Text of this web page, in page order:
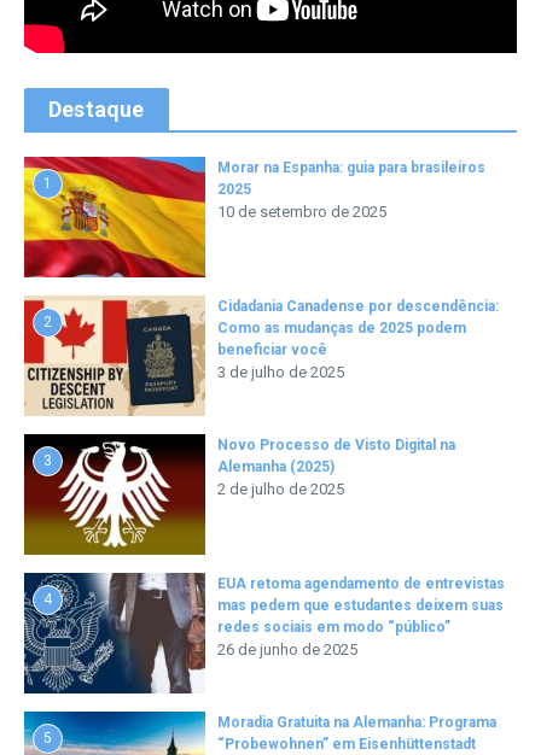
Destaque
1
Morar na Espanha: guia para brasileiros
2025
10 de setembro de 2025
2
Cidadania Canadense por descendência:
Como as mudanças de 2025 podem
beneficiar você
3 de julho de 2025
3
Novo Processo de Visto Digital na
Alemanha (2025)
2 de julho de 2025
4
EUA retoma agendamento de entrevistas
mas pedem que estudantes deixem suas
redes sociais em modo “público”
26 de junho de 2025
5
Moradia Gratuita na Alemanha: Programa
“Probewohnen” em Eisenhüttenstadt